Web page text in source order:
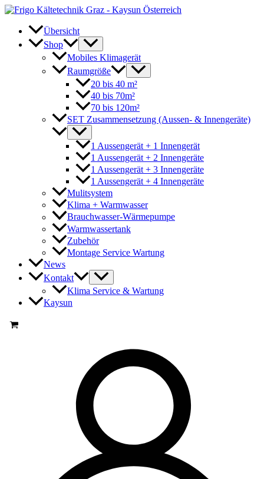
Zum
springen
Übersicht
Shop
Mobiles Klimagerät
Raumgröße
20 bis 40 m²
40 bis 70m²
70 bis 120m²
SET Zusammensetzung (Aussen- & Innengeräte)
1 Aussengerät + 1 Innengerät
1 Aussengerät + 2 Innengeräte
1 Aussengerät + 3 Innengeräte
1 Aussengerät + 4 Innengeräte
Mulitsystem
Klima + Warmwasser
Brauchwasser-Wärmepumpe
Warmwassertank
Zubehör
Montage Service Wartung
News
Kontakt
Klima Service & Wartung
Kaysun